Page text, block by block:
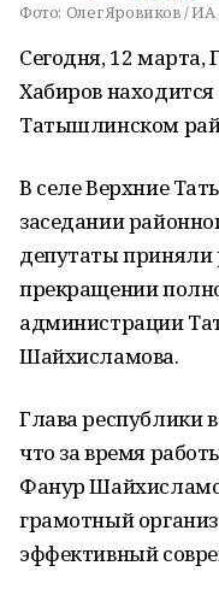
Фото: Олег Яровиков /
Сегодня, 12 марта,
Хабиров находится
Татышлинском
В селе Верхние
заседании
депутаты
прекращении
администрации
Шайхисламова.
Глава республики
что за время
Фанур
грамотный
эффективный